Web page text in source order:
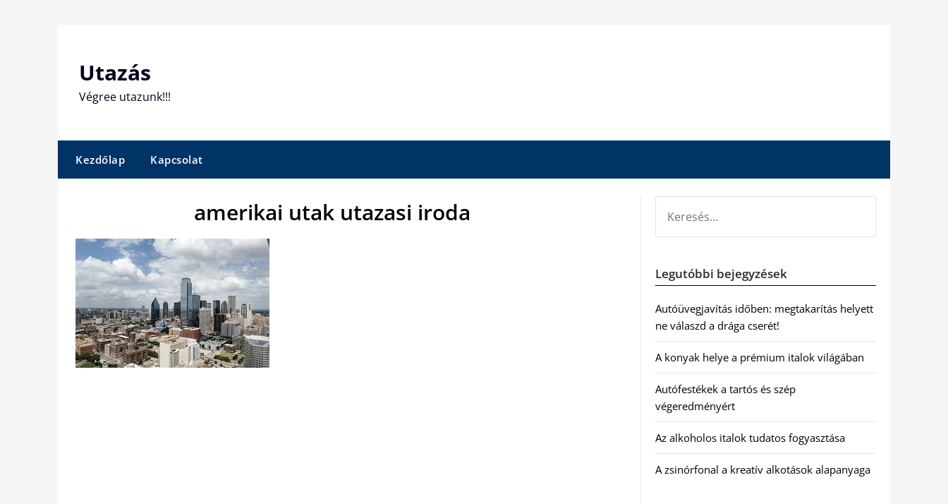
Utazás
Végree utazunk!!!
Kezdőlap Kapcsolat
amerikai utak utazasi iroda
Legutóbbi bejegyzések
Autóüvegjavítás időben: megtakarítás helyett
ne válaszd a drága cserét!
A konyak helye a prémium italok világában
Autófestékek a tartós és szép
végeredményért
Az alkoholos italok tudatos fogyasztása
A zsinórfonal a kreatív alkotások alapanyaga